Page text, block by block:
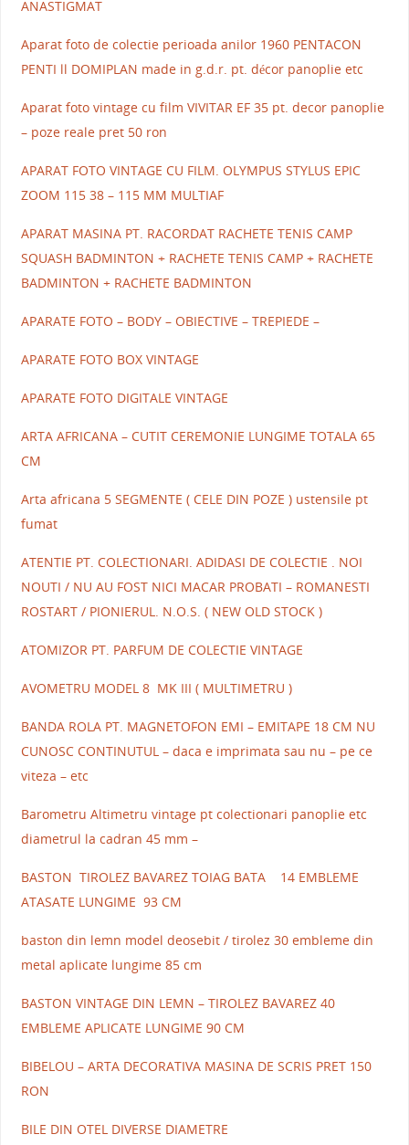
ANASTIGMAT
Aparat foto de colectie perioada anilor 1960 PENTACON
PENTI ll DOMIPLAN made in g.d.r. pt. décor panoplie etc
Aparat foto vintage cu film VIVITAR EF 35 pt. decor panoplie
– poze reale pret 50 ron
APARAT FOTO VINTAGE CU FILM. OLYMPUS STYLUS EPIC
ZOOM 115 38 – 115 MM MULTIAF
APARAT MASINA PT. RACORDAT RACHETE TENIS CAMP
SQUASH BADMINTON + RACHETE TENIS CAMP + RACHETE
BADMINTON + RACHETE BADMINTON
APARATE FOTO – BODY – OBIECTIVE – TREPIEDE –
APARATE FOTO BOX VINTAGE
APARATE FOTO DIGITALE VINTAGE
ARTA AFRICANA – CUTIT CEREMONIE LUNGIME TOTALA 65
CM
Arta africana 5 SEGMENTE ( CELE DIN POZE ) ustensile pt
fumat
ATENTIE PT. COLECTIONARI. ADIDASI DE COLECTIE . NOI
NOUTI / NU AU FOST NICI MACAR PROBATI – ROMANESTI
ROSTART / PIONIERUL. N.O.S. ( NEW OLD STOCK )
ATOMIZOR PT. PARFUM DE COLECTIE VINTAGE
AVOMETRU MODEL 8 MK III ( MULTIMETRU )
BANDA ROLA PT. MAGNETOFON EMI – EMITAPE 18 CM NU
CUNOSC CONTINUTUL – daca e imprimata sau nu – pe ce
viteza – etc
Barometru Altimetru vintage pt colectionari panoplie etc
diametrul la cadran 45 mm –
BASTON TIROLEZ BAVAREZ TOIAG BATA 14 EMBLEME
ATASATE LUNGIME 93 CM
baston din lemn model deosebit / tirolez 30 embleme din
metal aplicate lungime 85 cm
BASTON VINTAGE DIN LEMN – TIROLEZ BAVAREZ 40
EMBLEME APLICATE LUNGIME 90 CM
BIBELOU – ARTA DECORATIVA MASINA DE SCRIS PRET 150
RON
BILE DIN OTEL DIVERSE DIAMETRE